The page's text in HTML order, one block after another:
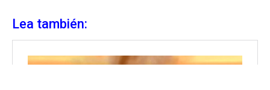
Lea también: